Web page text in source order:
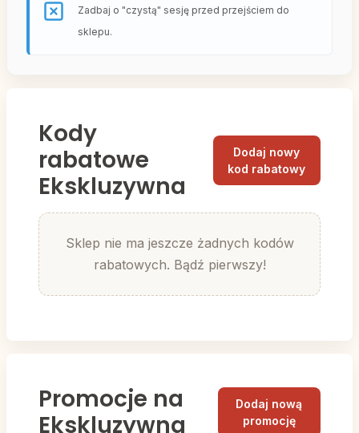
Zadbaj o "czystą" sesję przed przejściem do
sklepu.
Kody
rabatowe
Ekskluzywna
Dodaj nowy
kod rabatowy
Sklep nie ma jeszcze żadnych kodów
rabatowych. Bądź pierwszy!
Promocje na
Ekskluzywna
Dodaj nową
promocję